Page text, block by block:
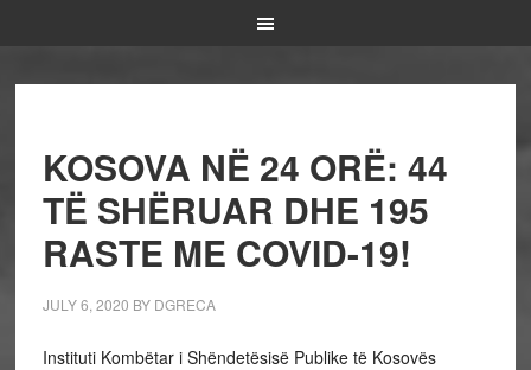
KOSOVA NË 24 ORË: 44
TË SHËRUAR DHE 195
RASTE ME COVID-19!
JULY 6, 2020 BY DGRECA
Instituti Kombëtar i Shëndetësisë Publike të Kosovës